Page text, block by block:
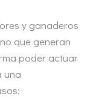
y ganaderos
que generan
poder actuar
una